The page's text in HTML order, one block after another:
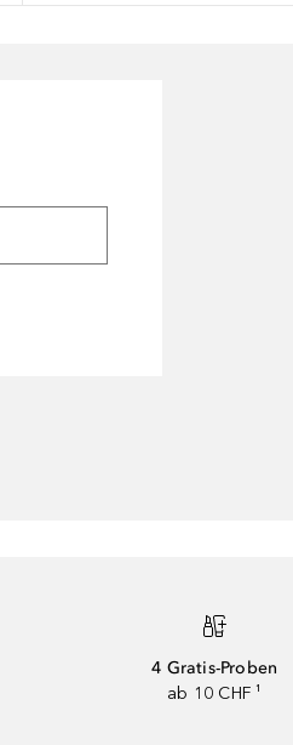
4 Gratis-Proben
ab 10 CHF ¹